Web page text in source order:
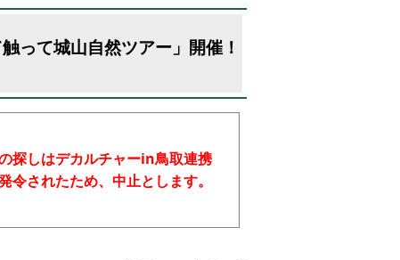
って城山自然ツアー」開催！
探しはデカルチャーin鳥取連携
されたため、中止とします。